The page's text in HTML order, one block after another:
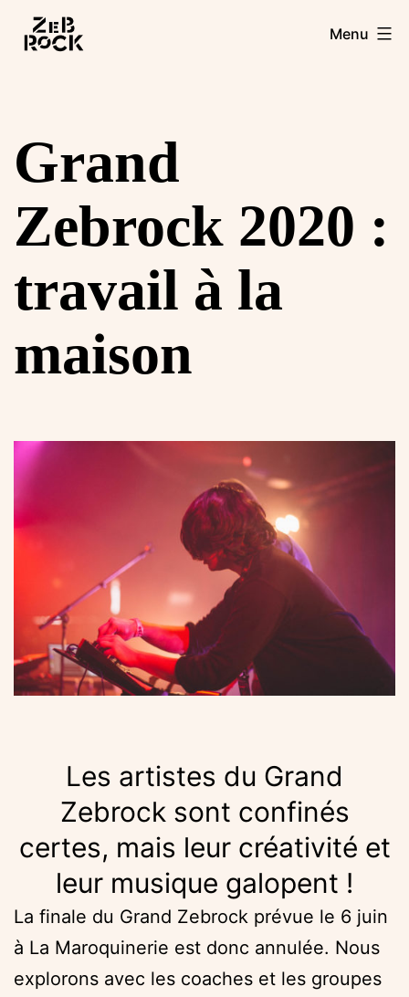
Aller
Zebrock Menu
Grand
Zebrock 2020 :
travail à la
maison
Les artistes du Grand
Zebrock sont confinés
certes, mais leur créativité et
leur musique galopent !
La finale du Grand Zebrock prévue le 6 juin
à La Maroquinerie est donc annulée. Nous
explorons avec les coaches et les groupes